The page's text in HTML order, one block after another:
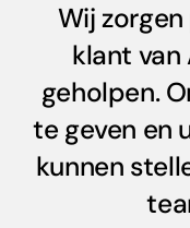
Wij
klant
geholpen.
te geven en
kunnen